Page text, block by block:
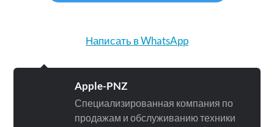
Написать в WhatsApp
Apple-PNZ
Специализированная компания по
продажам и обслуживанию техники